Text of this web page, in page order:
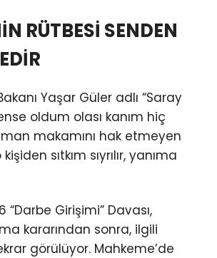
RÜTBESİ SENDEN
Yaşar Güler adlı “Saray
oldum olası kanım hiç
makamını hak etmeyen
sıtkım sıyrılır, yanıma
“Darbe Girişimi” Davası,
kararından sonra, ilgili
görülüyor. Mahkeme’de